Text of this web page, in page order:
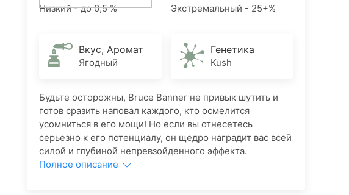
Низкий - до 0,5 % Экстремальный - 25+%
Вкус, Аромат
Ягодный
Генетика
Kush
​Будьте осторожны, Bruce Banner не привык шутить и
готов сразить наповал каждого, кто осмелится
усомниться в его мощи! Но если вы отнесетесь
серьезно к его потенциалу, он щедро наградит вас всей
силой и глубиной непревзойденного эффекта.
Полное описание